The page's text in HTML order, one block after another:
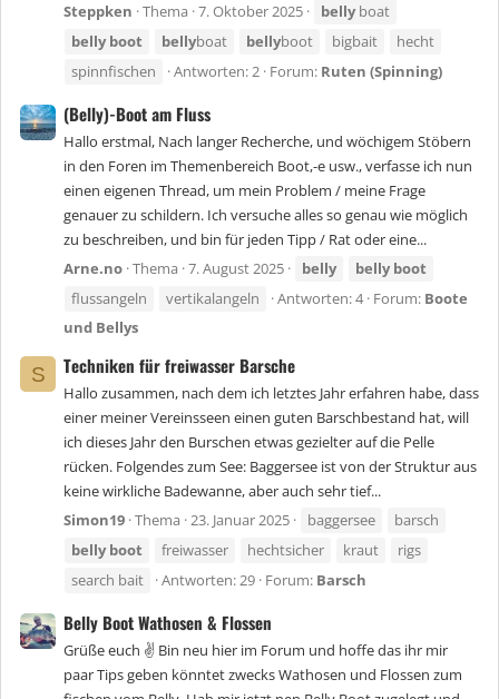
Steppken Thema 7. Oktober 2025 bellyboat
belly boot bellyboat bellyboot bigbait
hecht
spinnfischen
Antworten: 2 Forum: Ruten (Spinning)
(Belly)-Boot am Fluss
Hallo erstmal, Nach langer Recherche, und wöchigem Stöbern
in den Foren im Themenbereich Boot,-e usw., verfasse ich nun
einen eigenen Thread, um mein Problem / meine Frage
genauer zu schildern. Ich versuche alles so genau wie möglich
zu beschreiben, und bin für jeden Tipp / Rat oder eine...
Arne.no Thema 7. August 2025 belly belly boot
flussangeln
vertikalangeln Antworten: 4 Forum: Boote
und Bellys
S Techniken für freiwasser Barsche
Hallo zusammen, nach dem ich letztes Jahr erfahren habe, dass
einer meiner Vereinsseen einen guten Barschbestand hat, will
ich dieses Jahr den Burschen etwas gezielter auf die Pelle
rücken. Folgendes zum See: Baggersee ist von der Struktur aus
keine wirkliche Badewanne, aber auch sehr tief...
Simon19 Thema 23. Januar 2025 baggersee
barsch
belly boot freiwasser hechtsicher kraut
rigs
search bait
Antworten: 29 Forum: Barsch
Belly Boot Wathosen & Flossen
Grüße euch ✌️ Bin neu hier im Forum und hoffe das ihr mir
paar Tips geben könntet zwecks Wathosen und Flossen zum